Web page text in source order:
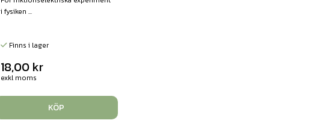
i fysiken ...
Finns i lager
18,00 kr
exkl moms
KÖP